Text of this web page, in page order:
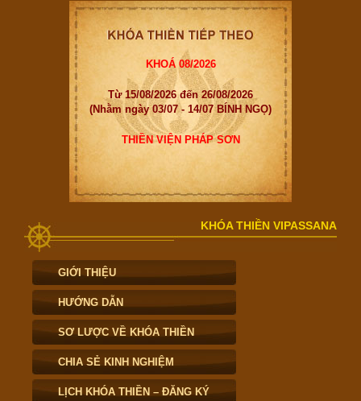
KHOÁ 08/2026
Từ 15/08/2026 đến 26/08/2026
(Nhằm ngày 03/07 - 14/07 BÍNH NGỌ)
THIỀN VIỆN PHÁP SƠN
KHÓA THIỀN VIPASSANA
GIỚI THIỆU
HƯỚNG DẪN
SƠ LƯỢC VỀ KHÓA THIỀN
CHIA SẺ KINH NGHIỆM
LỊCH KHÓA THIỀN – ĐĂNG KÝ